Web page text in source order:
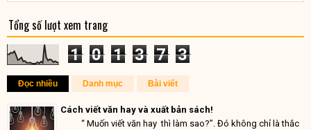
Tổng số lượt xem trang
1 0 1 3 7 3
Đọc nhiều Danh mục Bài viết
Cách viết văn hay và xuất bản sách!
“ Muốn viết văn hay thì làm sao?”. Đó không chỉ là thắc